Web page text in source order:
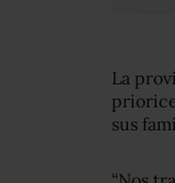
La
sus